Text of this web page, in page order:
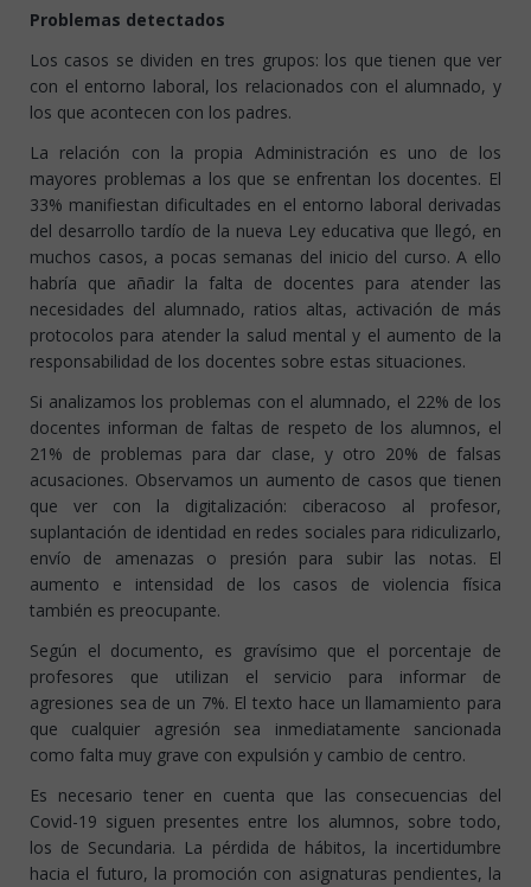
Problemas detectados
Los casos se dividen en tres grupos: los que tienen que ver
con el entorno laboral, los relacionados con el alumnado, y
los que acontecen con los padres.
La relación con la propia Administración es uno de los
mayores problemas a los que se enfrentan los docentes. El
33% manifiestan dificultades en el entorno laboral derivadas
del desarrollo tardío de la nueva Ley educativa que llegó, en
muchos casos, a pocas semanas del inicio del curso. A ello
habría que añadir la falta de docentes para atender las
necesidades del alumnado, ratios altas, activación de más
protocolos para atender la salud mental y el aumento de la
responsabilidad de los docentes sobre estas situaciones.
Si analizamos los problemas con el alumnado, el 22% de los
docentes informan de faltas de respeto de los alumnos, el
21% de problemas para dar clase, y otro 20% de falsas
acusaciones. Observamos un aumento de casos que tienen
que ver con la digitalización: ciberacoso al profesor,
suplantación de identidad en redes sociales para ridiculizarlo,
envío de amenazas o presión para subir las notas. El
aumento e intensidad de los casos de violencia física
también es preocupante.
Según el documento, es gravísimo que el porcentaje de
profesores que utilizan el servicio para informar de
agresiones sea de un 7%. El texto hace un llamamiento para
que cualquier agresión sea inmediatamente sancionada
como falta muy grave con expulsión y cambio de centro.
Es necesario tener en cuenta que las consecuencias del
Covid-19 siguen presentes entre los alumnos, sobre todo,
los de Secundaria. La pérdida de hábitos, la incertidumbre
hacia el futuro, la promoción con asignaturas pendientes, la